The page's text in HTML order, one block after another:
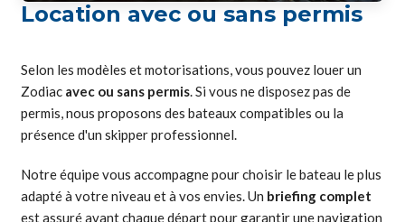
Location avec ou sans permis
Selon les modèles et motorisations, vous pouvez louer un
Zodiac avec ou sans permis. Si vous ne disposez pas de
permis, nous proposons des bateaux compatibles ou la
présence d'un skipper professionnel.
Notre équipe vous accompagne pour choisir le bateau le plus
adapté à votre niveau et à vos envies. Un briefing complet
est assuré avant chaque départ pour garantir une navigation